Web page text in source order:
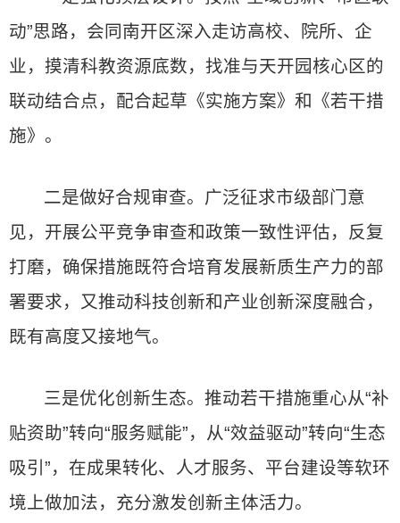
动”思路，会同南开区深入走访高校、院所、企
业，摸清科教资源底数，找准与天开园核心区的
联动结合点，配合起草《实施方案》和《若干措
施》。
二是做好合规审查。广泛征求市级部门意
见，开展公平竞争审查和政策一致性评估，反复
打磨，确保措施既符合培育发展新质生产力的部
署要求，又推动科技创新和产业创新深度融合，
既有高度又接地气。
三是优化创新生态。推动若干措施重心从“补
贴资助”转向“服务赋能”，从“效益驱动”转向“生态
吸引”，在成果转化、人才服务、平台建设等软环
境上做加法，充分激发创新主体活力。